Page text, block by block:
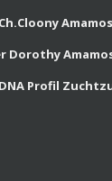
Dorothy
Profil